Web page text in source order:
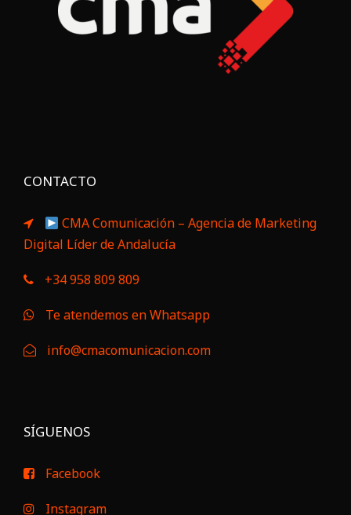
CONTACTO
CMA Comunicación – Agencia de Marketing
Digital Líder de Andalucía
+34 958 809 809
Te atendemos en Whatsapp
info@cmacomunicacion.com
SÍGUENOS
Facebook
Instagram